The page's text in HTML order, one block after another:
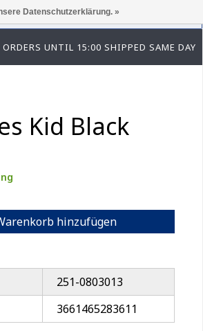
ORDERS UNTIL 15:00 SHIPPED SAME DAY
Kid Black
hinzufügen
251-0803013
3661465283611
Datenschutzerklärung. »